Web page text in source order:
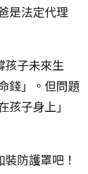
是法定代理
孩子未來生
錢」。但問題
子身上」
防護罩吧！